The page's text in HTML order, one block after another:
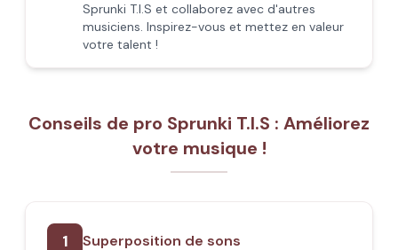
Sprunki T.I.S et collaborez avec d'autres
musiciens. Inspirez-vous et mettez en valeur
votre talent !
Conseils de pro Sprunki T.I.S : Améliorez
votre musique !
1 Superposition de sons